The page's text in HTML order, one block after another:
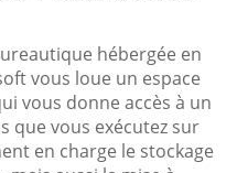
hébergée en
vous loue un espace
vous donne accès à un
que vous exécutez sur
en charge le stockage